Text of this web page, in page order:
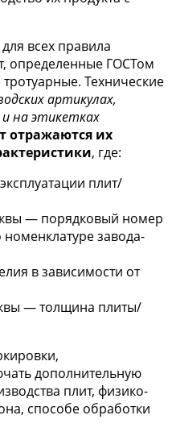
всех правила
определенные ГОСТом
Технические
артикулах,
и на этикетках
отражаются их
, где:
плит/
— порядковый номер
завода-
в зависимости от
— толщина плиты/
дополнительную
плит, физико-
способе обработки